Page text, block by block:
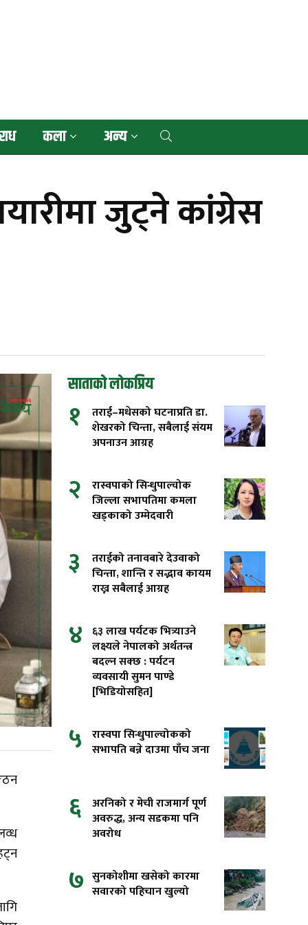
कला अन्य
जुट्ने कांग्रेस
साताको लोकप्रिय
१
तराई–मधेसको घटनाप्रति डा.
शेखरको चिन्ता, सबैलाई संयम
अपनाउन आग्रह
२
रास्वपाको सिन्धुपाल्चोक
जिल्ला सभापतिमा कमला
खड्काको उम्मेदवारी
३
तराईको तनावबारे देउवाको
चिन्ता, शान्ति र सद्भाव कायम
राख्न सबैलाई आग्रह
४ ६३ लाख पर्यटक भित्र्याउने
लक्ष्यले नेपालको अर्थतन्त्र
बदल्न सक्छ : पर्यटन
व्यवसायी सुमन पाण्डे
[भिडियोसहित]
५ रास्वपा सिन्धुपाल्चोकको
सभापति बन्ने दाउमा पाँच जना
६ अरनिको र मेची राजमार्ग पूर्ण
अवरुद्ध, अन्य सडकमा पनि
अवरोध
७ सुनकोशीमा खसेको कारमा
सवारको पहिचान खुल्यो